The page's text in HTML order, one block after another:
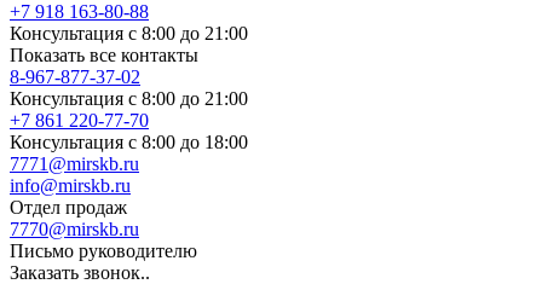
+7 918 163-80-88
Консультация с 8:00 до 21:00
Показать все контакты
8-967-877-37-02
Консультация с 8:00 до 21:00
+7 861 220-77-70
Консультация с 8:00 до 18:00
7771@mirskb.ru
info@mirskb.ru
Отдел продаж
7770@mirskb.ru
Письмо руководителю
Заказать звонок..